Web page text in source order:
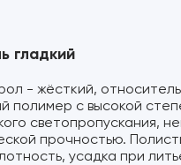
гладкий
- жёсткий,
полимер с высокой
светопропускания,
прочностью.
усадка при